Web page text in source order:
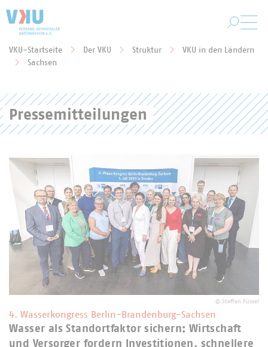
Sie befinden sich hier:
VKU-Startseite Der VKU Struktur
VKU in den Ländern
Sachsen
Pressemitteilungen
© Steffen Füssel
4. Wasserkongress Berlin-Brandenburg-Sachsen
Wasser als Standortfaktor sichern: Wirtschaft
und Versorger fordern Investitionen, schnellere